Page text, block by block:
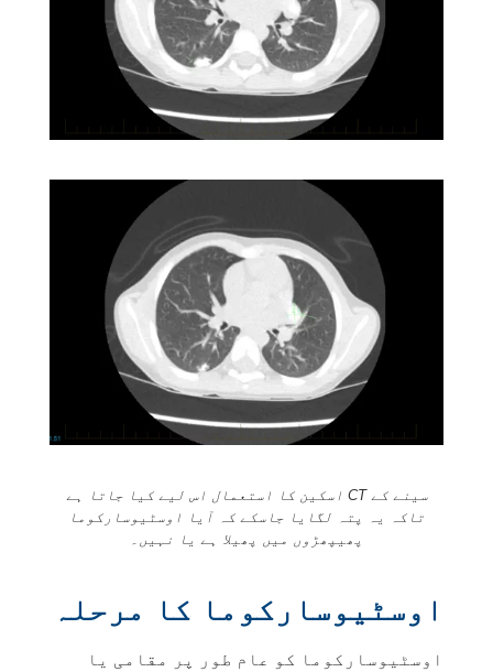
سینے کے CT اسکین کا استعمال اس لیے کیا جاتا ہے
تاکہ یہ پتہ لگایا جاسکے کہ آیا اوسٹیوسارکوما
پھیپھڑوں میں پھیلا ہے یا نہیں۔
اوسٹیوسارکوما کا مرحلہ
اوسٹیوسارکوما کو عام طور پر مقامی یا